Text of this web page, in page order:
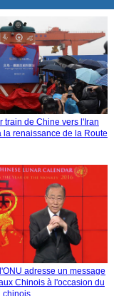
train de Chine vers l'Iran
la renaissance de la Route
adresse un message
Chinois à l'occasion du
chinois